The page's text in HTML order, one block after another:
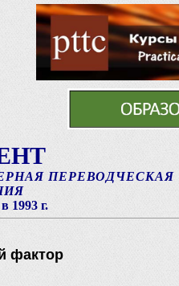
ПЕРЕВОДЧЕСКАЯ
1993 г.
фактор